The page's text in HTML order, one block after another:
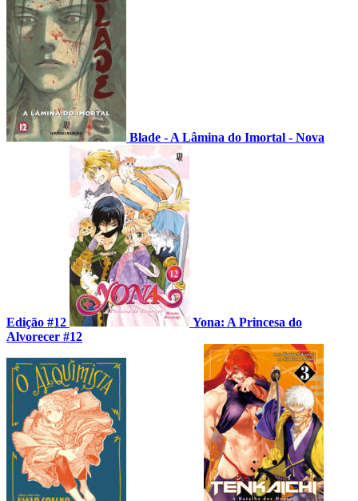
Blade - A Lâmina do Imortal - Nova
Edição #12
Yona: A Princesa do
Alvorecer #12